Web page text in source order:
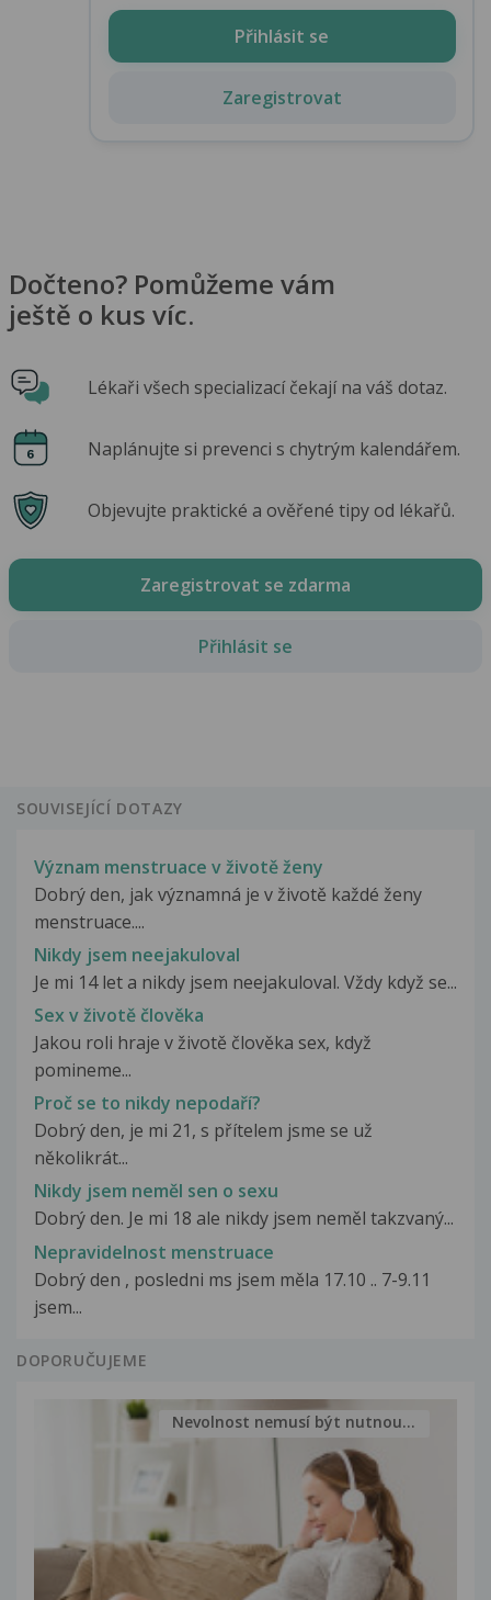
Přihlásit se
Zaregistrovat
Dočteno? Pomůžeme vám
ještě o kus víc.
Lékaři všech specializací čekají na váš dotaz.
Naplánujte si prevenci s chytrým kalendářem.
Objevujte praktické a ověřené tipy od lékařů.
Zaregistrovat se zdarma
Přihlásit se
SOUVISEJÍCÍ DOTAZY
Význam menstruace v životě ženy
Dobrý den, jak významná je v životě každé ženy
menstruace....
Nikdy jsem neejakuloval
Je mi 14 let a nikdy jsem neejakuloval. Vždy když se...
Sex v životě člověka
Jakou roli hraje v životě člověka sex, když
pomineme...
Proč se to nikdy nepodaří?
Dobrý den, je mi 21, s přítelem jsme se už
několikrát...
Nikdy jsem neměl sen o sexu
Dobrý den. Je mi 18 ale nikdy jsem neměl takzvaný...
Nepravidelnost menstruace
Dobrý den , posledni ms jsem měla 17.10 .. 7-9.11
jsem...
DOPORUČUJEME
Nevolnost nemusí být nutnou...